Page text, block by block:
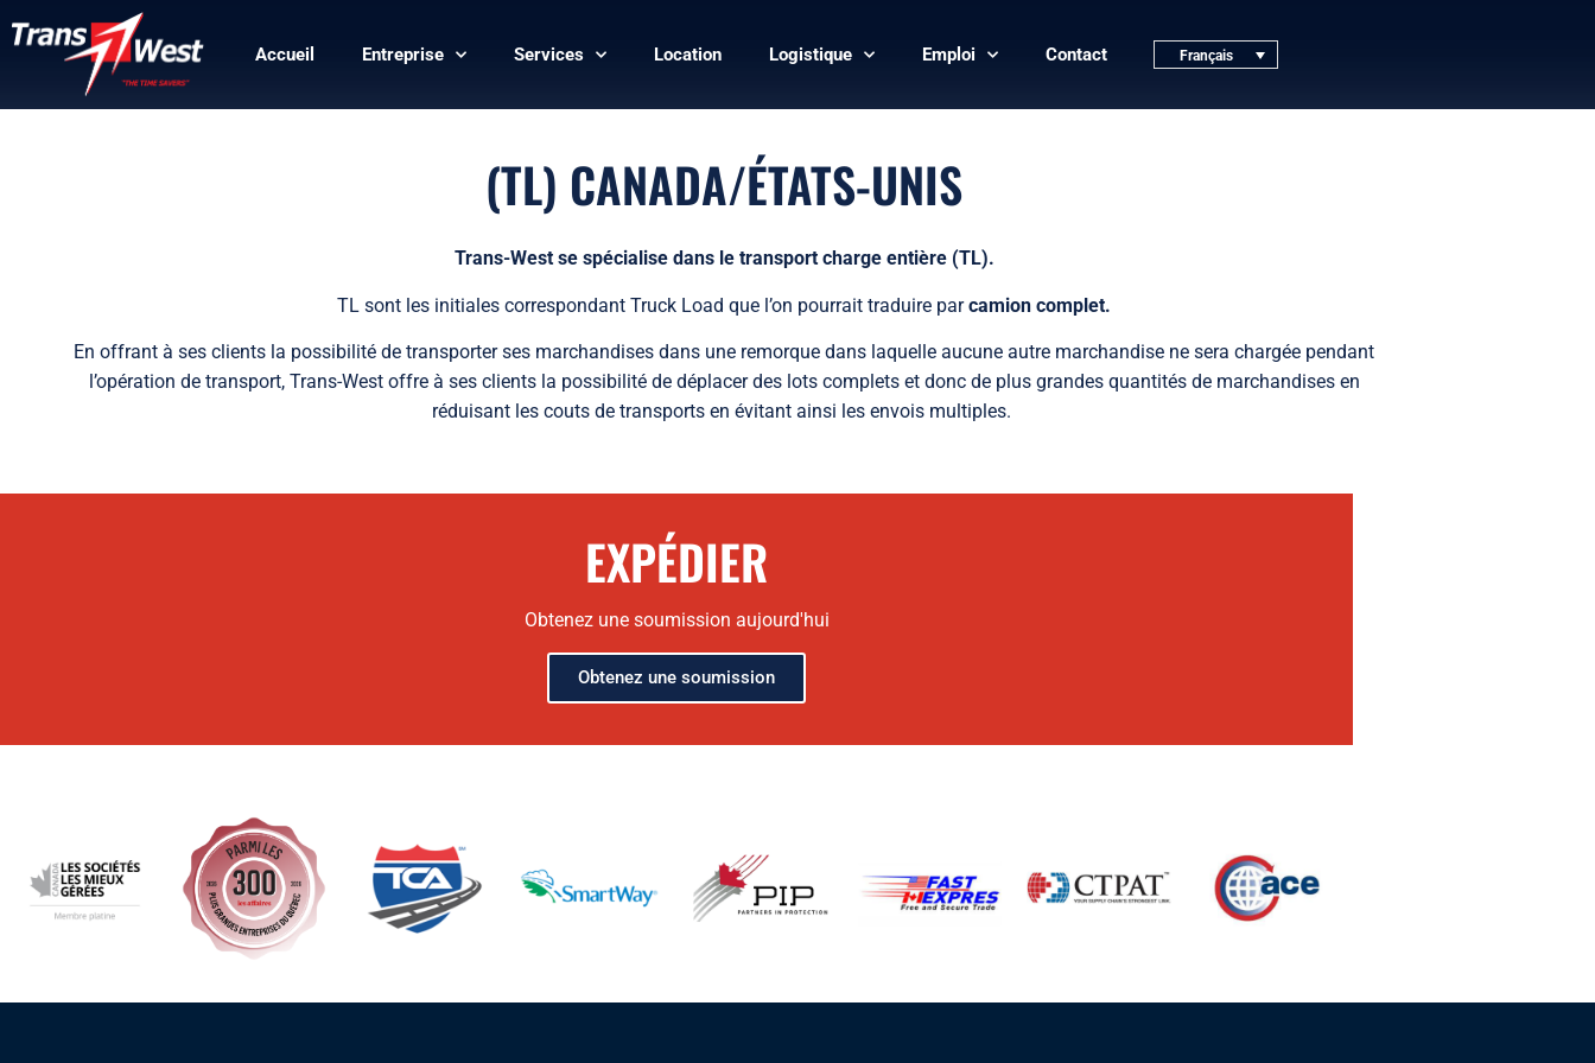
Accueil Entreprise Services Location Logistique Emploi Contact Français
(TL) CANADA/ÉTATS-UNIS
Trans-West se spécialise dans le transport charge entière (TL).
TL sont les initiales correspondant Truck Load que l’on pourrait traduire parcamion complet.
En offrant à ses clients la possibilité de transporter ses marchandises dans une remorque dans laquelle aucune autre marchandise ne sera chargée pendant
l’opération de transport, Trans-West offre à ses clients la possibilité de déplacer des lots complets et donc de plus grandes quantités de marchandises en
réduisant les couts de transports en évitant ainsi les envois multiples.
EXPÉDIER
Obtenez une soumission aujourd'hui
Obtenez une soumission